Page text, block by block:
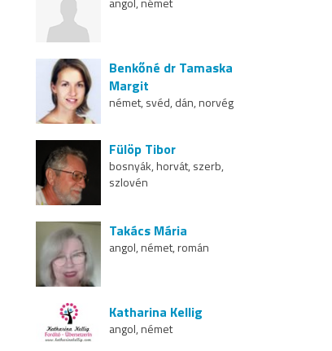
Benkőné dr Tamaska
Margit
német, svéd, dán, norvég
Fülöp Tibor
bosnyák, horvát, szerb,
szlovén
Takács Mária
angol, német, román
Katharina Kellig
angol, német